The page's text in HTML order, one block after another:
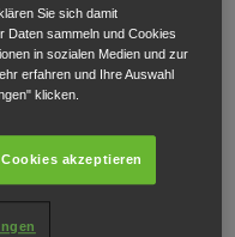
Sie sich damit
Daten sammeln und Cookies
in sozialen Medien und zur
erfahren und Ihre Auswahl
klicken.
akzeptieren